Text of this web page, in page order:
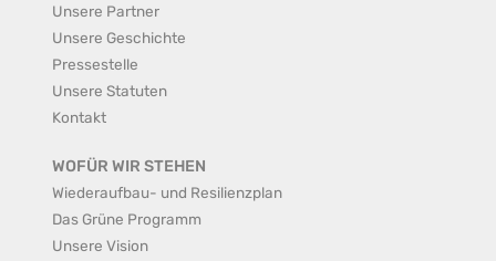
Unsere Partner
Unsere Geschichte
Pressestelle
Unsere Statuten
Kontakt
WOFÜR WIR STEHEN
Wiederaufbau- und Resilienzplan
Das Grüne Programm
Unsere Vision